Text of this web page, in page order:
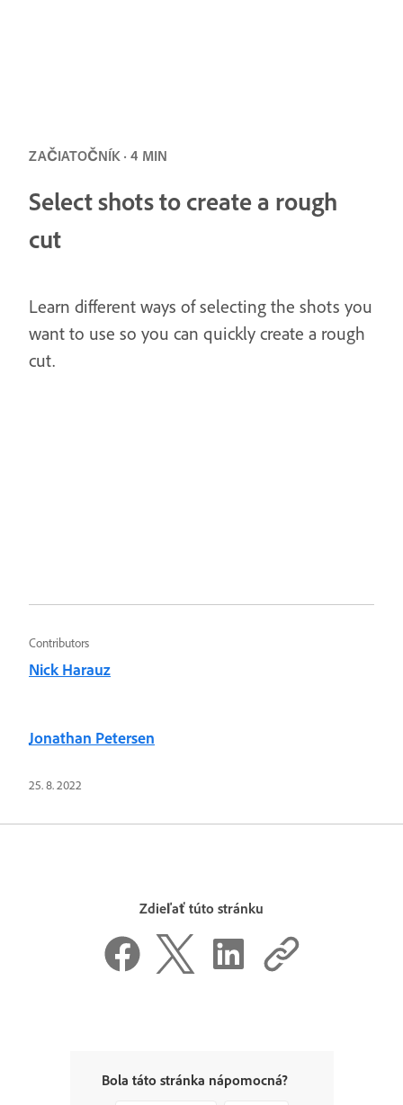
ZAČIATOČNÍK · 4 MIN
Select shots to create a rough
cut
Learn different ways of selecting the shots you
want to use so you can quickly create a rough
cut.
Contributors
Nick Harauz
Jonathan Petersen
25. 8. 2022
Zdieľať túto stránku
Bola táto stránka nápomocná?